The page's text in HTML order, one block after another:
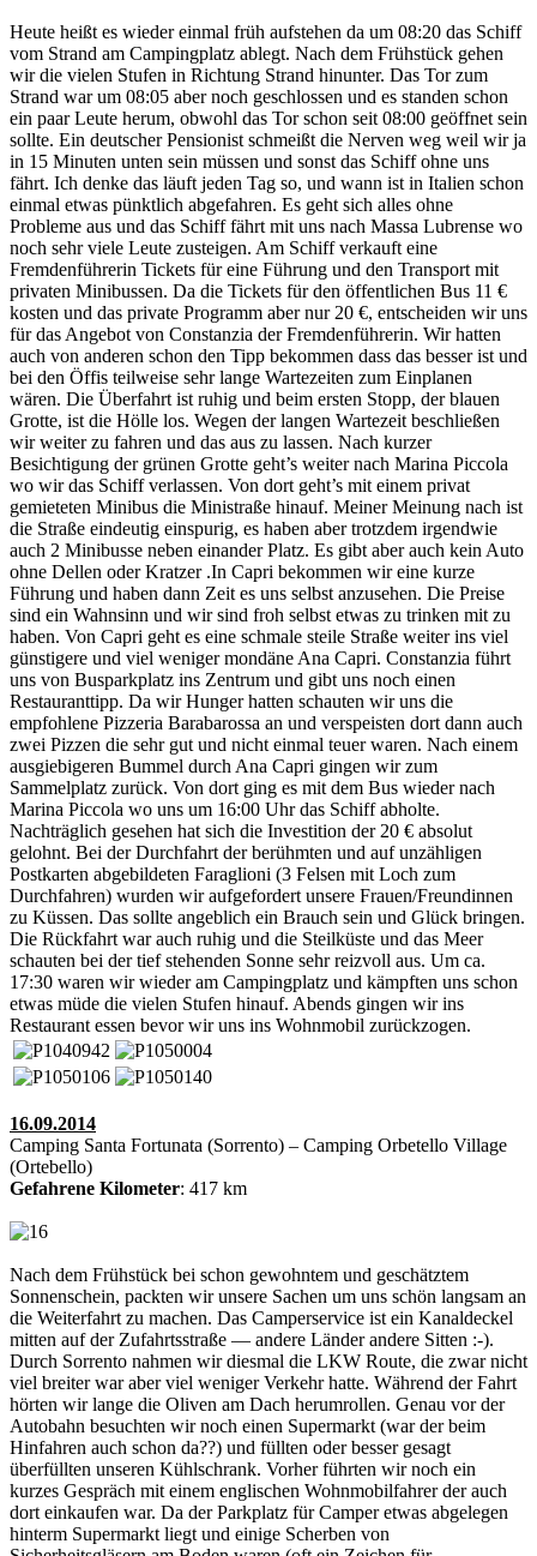
Heute heißt es wieder einmal früh aufstehen da um 08:20 das Schiff
vom Strand am Campingplatz ablegt. Nach dem Frühstück gehen
wir die vielen Stufen in Richtung Strand hinunter. Das Tor zum
Strand war um 08:05 aber noch geschlossen und es standen schon
ein paar Leute herum, obwohl das Tor schon seit 08:00 geöffnet sein
sollte. Ein deutscher Pensionist schmeißt die Nerven weg weil wir ja
in 15 Minuten unten sein müssen und sonst das Schiff ohne uns
fährt. Ich denke das läuft jeden Tag so, und wann ist in Italien schon
einmal etwas pünktlich abgefahren. Es geht sich alles ohne
Probleme aus und das Schiff fährt mit uns nach Massa Lubrense wo
noch sehr viele Leute zusteigen. Am Schiff verkauft eine
Fremdenführerin Tickets für eine Führung und den Transport mit
privaten Minibussen. Da die Tickets für den öffentlichen Bus 11 €
kosten und das private Programm aber nur 20 €, entscheiden wir uns
für das Angebot von Constanzia der Fremdenführerin. Wir hatten
auch von anderen schon den Tipp bekommen dass das besser ist und
bei den Öffis teilweise sehr lange Wartezeiten zum Einplanen
wären. Die Überfahrt ist ruhig und beim ersten Stopp, der blauen
Grotte, ist die Hölle los. Wegen der langen Wartezeit beschließen
wir weiter zu fahren und das aus zu lassen. Nach kurzer
Besichtigung der grünen Grotte geht’s weiter nach Marina Piccola
wo wir das Schiff verlassen. Von dort geht’s mit einem privat
gemieteten Minibus die Ministraße hinauf. Meiner Meinung nach ist
die Straße eindeutig einspurig, es haben aber trotzdem irgendwie
auch 2 Minibusse neben einander Platz. Es gibt aber auch kein Auto
ohne Dellen oder Kratzer .In Capri bekommen wir eine kurze
Führung und haben dann Zeit es uns selbst anzusehen. Die Preise
sind ein Wahnsinn und wir sind froh selbst etwas zu trinken mit zu
haben. Von Capri geht es eine schmale steile Straße weiter ins viel
günstigere und viel weniger mondäne Ana Capri. Constanzia führt
uns von Busparkplatz ins Zentrum und gibt uns noch einen
Restauranttipp. Da wir Hunger hatten schauten wir uns die
empfohlene Pizzeria Barabarossa an und verspeisten dort dann auch
zwei Pizzen die sehr gut und nicht einmal teuer waren. Nach einem
ausgiebigeren Bummel durch Ana Capri gingen wir zum
Sammelplatz zurück. Von dort ging es mit dem Bus wieder nach
Marina Piccola wo uns um 16:00 Uhr das Schiff abholte.
Nachträglich gesehen hat sich die Investition der 20 € absolut
gelohnt. Bei der Durchfahrt der berühmten und auf unzähligen
Postkarten abgebildeten Faraglioni (3 Felsen mit Loch zum
Durchfahren) wurden wir aufgefordert unsere Frauen/Freundinnen
zu Küssen. Das sollte angeblich ein Brauch sein und Glück bringen.
Die Rückfahrt war auch ruhig und die Steilküste und das Meer
schauten bei der tief stehenden Sonne sehr reizvoll aus. Um ca.
17:30 waren wir wieder am Campingplatz und kämpften uns schon
etwas müde die vielen Stufen hinauf. Abends gingen wir ins
Restaurant essen bevor wir uns ins Wohnmobil zurückzogen.
16.09.2014
Camping Santa Fortunata (Sorrento) – Camping Orbetello Village
(Ortebello)
Gefahrene Kilometer: 417 km
Nach dem Frühstück bei schon gewohntem und geschätztem
Sonnenschein, packten wir unsere Sachen um uns schön langsam an
die Weiterfahrt zu machen. Das Camperservice ist ein Kanaldeckel
mitten auf der Zufahrtsstraße — andere Länder andere Sitten :-).
Durch Sorrento nahmen wir diesmal die LKW Route, die zwar nicht
viel breiter war aber viel weniger Verkehr hatte. Während der Fahrt
hörten wir lange die Oliven am Dach herumrollen. Genau vor der
Autobahn besuchten wir noch einen Supermarkt (war der beim
Hinfahren auch schon da??) und füllten oder besser gesagt
überfüllten unseren Kühlschrank. Vorher führten wir noch ein
kurzes Gespräch mit einem englischen Wohnmobilfahrer der auch
dort einkaufen war. Da der Parkplatz für Camper etwas abgelegen
hinterm Supermarkt liegt und einige Scherben von